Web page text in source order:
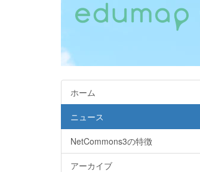
ホーム
ニュース
NetCommons3の特徴
アーカイブ